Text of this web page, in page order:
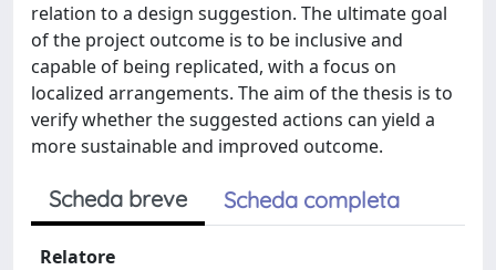
relation to a design suggestion. The ultimate goal
of the project outcome is to be inclusive and
capable of being replicated, with a focus on
localized arrangements. The aim of the thesis is to
verify whether the suggested actions can yield a
more sustainable and improved outcome.
Scheda breve Scheda completa
Relatore